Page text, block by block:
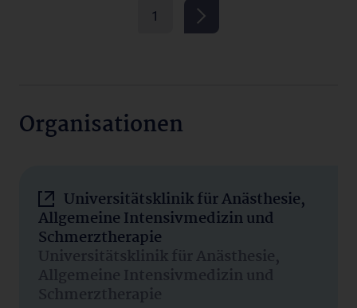
1
Organisationen
Universitätsklinik für Anästhesie,
Allgemeine Intensivmedizin und
Schmerztherapie
Universitätsklinik für Anästhesie,
Allgemeine Intensivmedizin und
Schmerztherapie